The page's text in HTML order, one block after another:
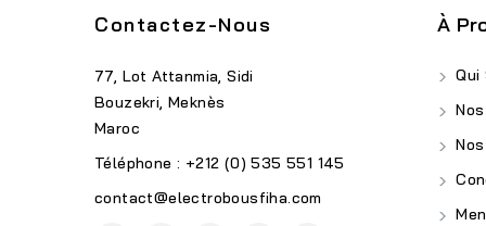
Contactez-Nous
77, Lot Attanmia, Sidi
Bouzekri, Meknès
Maroc
Téléphone : +212 (0) 535 551 145
contact@electrobousfiha.com
À
Qui